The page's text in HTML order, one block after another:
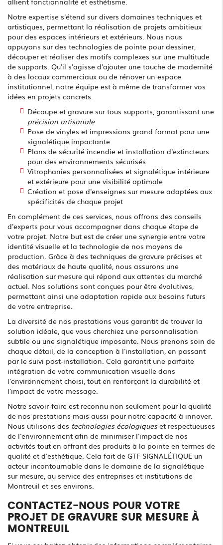
Notre expertise s'étend sur divers domaines techniques et
artistiques, permettant la réalisation de projets ambitieux
pour des espaces intérieurs et extérieurs. Nous nous
appuyons sur des technologies de pointe pour dessiner,
découper et réaliser des motifs complexes sur une multitude
de supports. Qu'il s'agisse d'ajouter une touche de modernité
à des locaux commerciaux ou de rénover un espace
institutionnel, notre équipe est à même de transformer vos
idées en projets concrets.
Découpe et gravure sur tous supports, garantissant une
précision artisanale
Pose de vinyles et impressions grand format pour une
signalétique impactante
Plans de sécurité incendie et installation d'extincteurs
pour des environnements sécurisés
Vitrophanies personnalisées et signalétique intérieure
et extérieure pour une visibilité optimale
Création et pose d'enseignes sur mesure adaptées aux
spécificités de chaque projet
En complément de ces services, nous offrons des conseils
d'experts pour vous accompagner dans chaque étape de
votre projet. Notre but est de créer une synergie entre votre
identité visuelle et la technologie de nos moyens de
production. Grâce à des techniques de gravure précises et
des matériaux de haute qualité, nous assurons une
réalisation sur mesure qui répond aux attentes du marché
actuel. Nos solutions sont conçues pour être évolutives,
permettant ainsi une adaptation rapide aux besoins futurs
de votre entreprise.
La diversité de nos prestations vous garantit de trouver la
solution idéale, que vous cherchiez une personnalisation
subtile ou une signalétique imposante. Nous prenons soin de
chaque détail, de la conception à l'installation, en passant
par le suivi post-installation. Cela garantit une parfaite
intégration de votre communication visuelle dans
l'environnement choisi, tout en renforçant la durabilité et
l'impact de votre message.
Notre savoir-faire est reconnu non seulement pour la qualité
de nos prestations mais aussi pour notre capacité à innover.
Nous utilisons des technologies écologiqueset respectueuses
de l'environnement afin de minimiser l'impact de nos
activités tout en offrant des produits à la pointe en termes de
qualité et d'esthétique. Cela fait de GTF SIGNALÉTIQUE un
acteur incontournable dans le domaine de la signalétique
sur mesure, au service des entreprises et institutions de
Montreuil et ses environs.
CONTACTEZ-NOUS POUR VOTRE
PROJET DE GRAVURE SUR MESURE À
MONTREUIL